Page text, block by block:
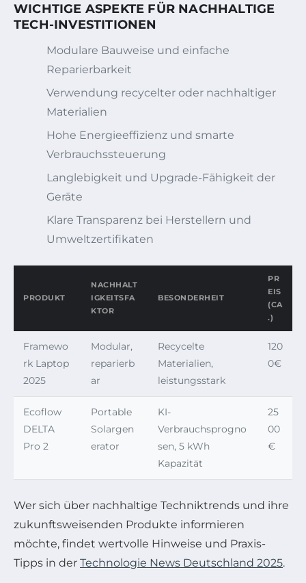
WICHTIGE ASPEKTE FÜR NACHHALTIGE
TECH-INVESTITIONEN
Modulare Bauweise und einfache
Reparierbarkeit
Verwendung recycelter oder nachhaltiger
Materialien
Hohe Energieeffizienz und smarte
Verbrauchssteuerung
Langlebigkeit und Upgrade-Fähigkeit der
Geräte
Klare Transparenz bei Herstellern und
Umweltzertifikaten
PRODUKT
NACHHALT
IGKEITSFA
KTOR
BESONDERHEIT
PR
EIS
(CA
.)
Framewo
rk Laptop
2025
Modular,
reparierb
ar
Recycelte
Materialien,
leistungsstark
120
0€
Ecoflow
DELTA
Pro 2
Portable
Solargen
erator
KI-
Verbrauchsprogno
sen, 5 kWh
Kapazität
25
00
€
Wer sich über nachhaltige Techniktrends und ihre
zukunftsweisenden Produkte informieren
möchte, findet wertvolle Hinweise und Praxis-
Tipps in der Technologie News Deutschland 2025.